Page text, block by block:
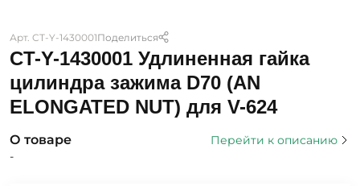
Арт. CT-Y-1430001Поделиться
CT-Y-1430001 Удлиненная гайка
цилиндра зажима D70 (AN
ELONGATED NUT) для V-624
О товаре
Перейти к описанию
-